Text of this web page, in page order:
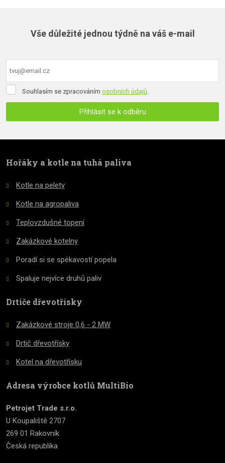
odeslat.
Vše důležité jednou týdně na váš e-mail
Souhlasím
Souhlasím se zpracováním osobních údajů.
Přihlásit se k odběru
nepodařilo
Hořáky a kotle na tuhá paliva
Kotle na pelety
Kotle na agropaliva
Teplovzdušné topení
Zakázkové kotelny
Poradí si se spékavostí popela
Spaluje nejvíce druhů paliv
Drtiče dřevotřísky
Zakázkové stroje 0,6 - 2 MW
Drtič dřevotřísky
Kotel na dřevotřísku
Adresa výrobce kotlů MultiBio
Petrojet Trade s.r.o.
U Koupaliště 2707
269 01 Rakovník
Česká republika